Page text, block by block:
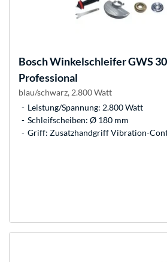
BoschWinkelschleifer GWS
Professional
blau/schwarz, 2.800 Watt
Leistung/Spannung: 2.800 Watt
Schleifscheiben: Ø 180 mm
Griff: Zusatzhandgriff Vibration-